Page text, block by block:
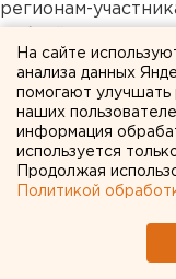
регионам-
По словам
обязательного
Царевой,
ориентирован на
средства
модернизацию
в том числе на их
На сайте
анализа данных
помогают улучшать
наших
информация
используется
Продолжая
Политикой